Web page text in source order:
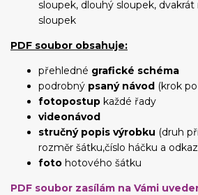
sloupek, dlouhý sloupek,
sloupek
PDF soubor obsahuje:
přehledné grafické schéma
podrobný psaný návod (krok
fotopostup každé řady
videonávod
stručný popis výrobku (druh
rozměr šátku,číslo háčku a
foto hotového šátku
PDF soubor zasílám na Vámi